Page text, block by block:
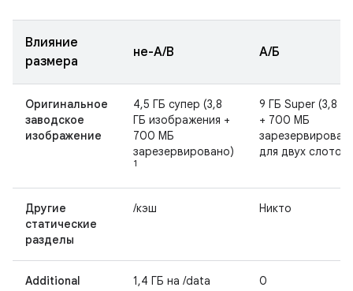
Влияние
размера
не-А/В А/Б
Оригинальное
заводское
изображение
4,5 ГБ супер (3,8
ГБ изображения +
700 МБ
зарезервировано)
1
9 ГБ Super (3,8 ГБ
+ 700 МБ
для двух слотов)
Другие
статические
разделы
/кэш Никто
Additional
1,4 ГБ на /data 0